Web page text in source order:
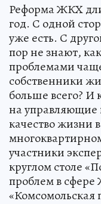
Реформа ЖКХ
год. С одной
уже есть. С
пор не знают,
проблемами
собственники
больше всего? И
на управляющие
качество жизни
участники
круглом столе
проблем в
«Комсомольская